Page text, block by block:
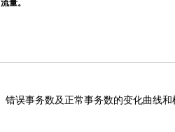
量。
误事务数及正常事务数的变化曲线